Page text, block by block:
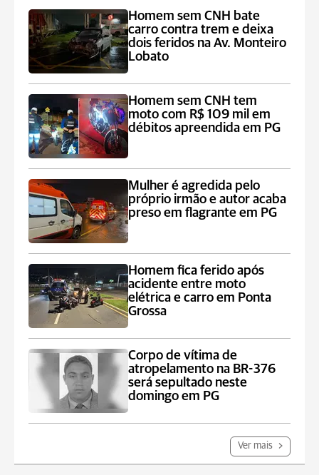
Homem sem CNH bate
carro contra trem e deixa
dois feridos na Av. Monteiro
Lobato
Homem sem CNH tem
moto com R$ 109 mil em
débitos apreendida em PG
Mulher é agredida pelo
próprio irmão e autor acaba
preso em flagrante em PG
Homem fica ferido após
acidente entre moto
elétrica e carro em Ponta
Grossa
Corpo de vítima de
atropelamento na BR-376
será sepultado neste
domingo em PG
Ver mais